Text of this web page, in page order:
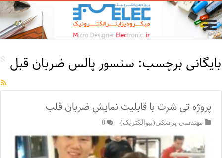
بایگانی برچسب: سنسور پالس ضربان قبل
پروژه تی شرت با قابلیت نمایش ضربان قلب
مهندسی پزشکی(بیوالکتریک) 0